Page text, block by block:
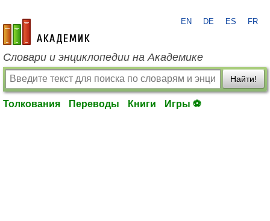
academic.ru
EN DE ES FR
Словари и энциклопедии на Академике
Найти!
Толкования Переводы Книги Игры ⚽